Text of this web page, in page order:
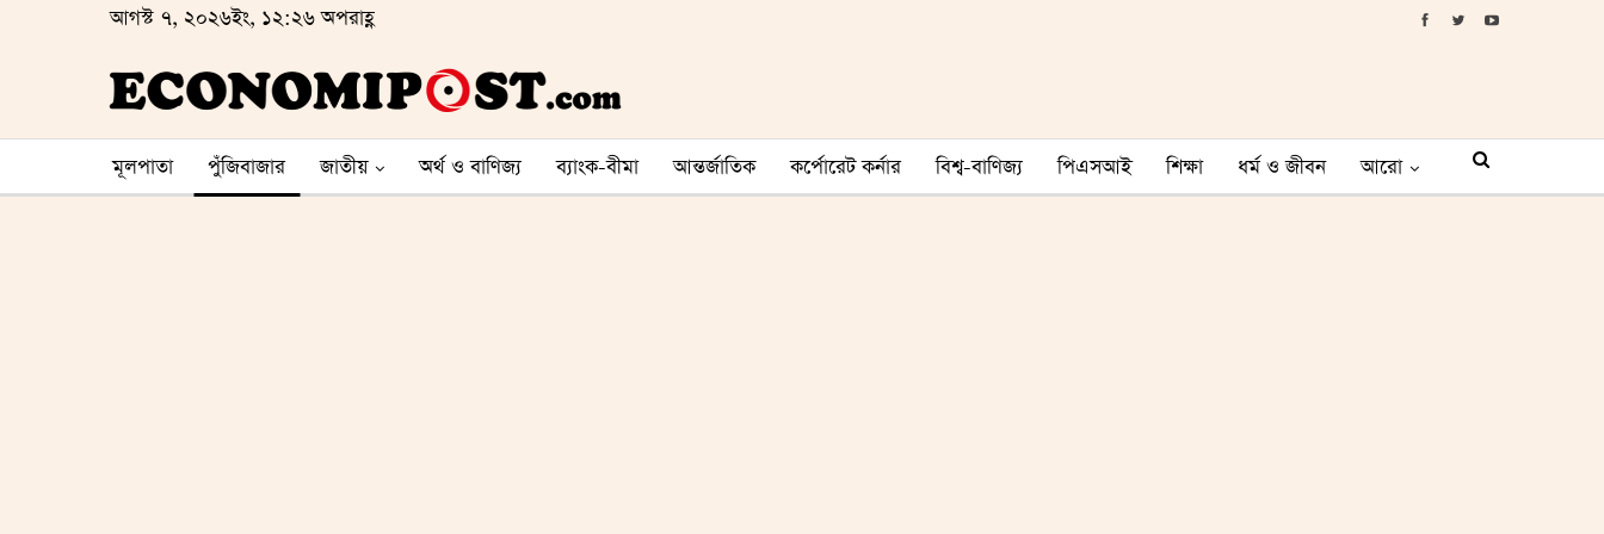
আগস্ট ৭, ২০২৬ইং, ১২:২৬ অপরাহ্ণ
মূলপাতা পুঁজিবাজার জাতীয় অর্থ ও বাণিজ্য ব্যাংক-বীমা আন্তর্জাতিক কর্পোরেট কর্নার বিশ্ব-বাণিজ্য পিএসআই শিক্ষা ধর্ম ও জীবন আরো